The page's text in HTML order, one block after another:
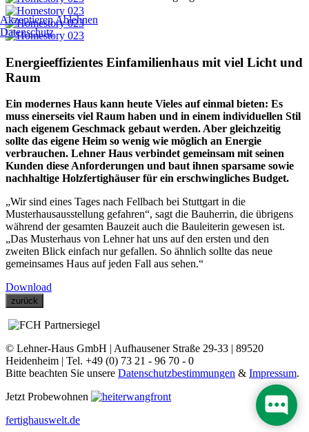
Energieeffizientes Einfamilienhaus mit viel Licht und
Raum
Ein modernes Haus kann heute Vieles auf einmal bieten: Es
muss einerseits viel Raum haben und in einem individuellen Stil
nach eigenem Geschmack gebaut werden. Aber gleichzeitig
sollte das eigene Heim so wenig wie möglich an Energie
verbrauchen. Lehner Haus verbindet gemeinsam mit seinen
Kunden diese Anforderungen und baut ihnen sparsame sowie
nachhaltige Holzfertighäuser für ein erschwingliches Budget.
„Wir sind eines Tages nach Fellbach bei Stuttgart in die
Musterhausausstellung gefahren“, sagt die Bauherrin, die übrigens
während der gesamten Bauzeit auch die Bauleiterin gewesen ist.
„Das Musterhaus von Lehner hat uns auf den ersten und den
zweiten Blick einfach nur gefallen. So ähnlich sollte das neue
gemeinsames Haus auf jeden Fall aus sehen.“
Download
zurück
© Lehner-Haus GmbH | Aufhausener Straße 29-33 | 89520
Heidenheim | Tel. +49 (0) 73 21 - 96 70 - 0
Bitte beachten Sie unsere Datenschutzbestimmungen & Impressum.
Jetzt Probewohnen
fertighauswelt.de
AkzeptierenAblehnen
Datenschutz